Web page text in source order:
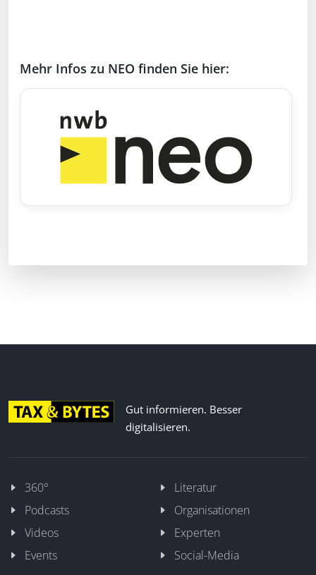
Mehr Infos zu NEO finden Sie hier:
Gut informieren. Besser
digitalisieren.
360°
Literatur
Podcasts
Organisationen
Videos
Experten
Events
Social-Media